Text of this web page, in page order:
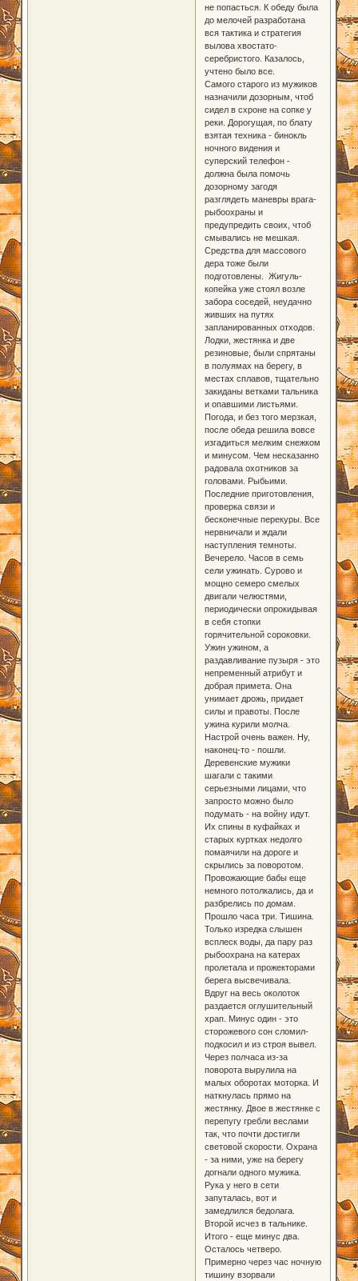
не попасться. К обеду была
до мелочей разработана
вся тактика и стратегия
вылова хвостато-
серебристого. Казалось,
учтено было все.
Самого старого из мужиков
назначили дозорным, чтоб
сидел в схроне на сопке у
реки. Дорогущая, по блату
взятая техника - бинокль
ночного видения и
суперский телефон -
должна была помочь
дозорному загодя
разглядеть маневры врага-
рыбоохраны и
предупредить своих, чтоб
смывались не мешкая.
Средства для массового
дера тоже были
подготовлены. Жигуль-
копейка уже стоял возле
забора соседей, неудачно
живших на путях
запланированных отходов.
Лодки, жестянка и две
резиновые, были спрятаны
в полуямах на берегу, в
местах сплавов, тщательно
закиданы ветками тальника
и опавшими листьями.
Погода, и без того мерзкая,
после обеда решила вовсе
изгадиться мелким снежком
и минусом. Чем несказанно
радовала охотников за
головами. Рыбьими.
Последние приготовления,
проверка связи и
бесконечные перекуры. Все
нервничали и ждали
наступления темноты.
Вечерело. Часов в семь
сели ужинать. Сурово и
мощно семеро смелых
двигали челюстями,
периодически опрокидывая
в себя стопки
горячительной сороковки.
Ужин ужином, а
раздавливание пузыря - это
непременный атрибут и
добрая примета. Она
унимает дрожь, придает
силы и правоты. После
ужина курили молча.
Настрой очень важен. Ну,
наконец-то - пошли.
Деревенские мужики
шагали с такими
серьезными лицами, что
запросто можно было
подумать - на войну идут.
Их спины в куфайках и
старых куртках недолго
помаячили на дороге и
скрылись за поворотом.
Провожающие бабы еще
немного потолкались, да и
разбрелись по домам.
Прошло часа три. Тишина.
Только изредка слышен
всплеск воды, да пару раз
рыбоохрана на катерах
пролетала и прожекторами
берега высвечивала.
Вдруг на весь околоток
раздается оглушительный
храп. Минус один - это
сторожевого сон сломил-
подкосил и из строя вывел.
Через полчаса из-за
поворота вырулила на
малых оборотах моторка. И
наткнулась прямо на
жестянку. Двое в жестянке с
перепугу гребли веслами
так, что почти достигли
световой скорости. Охрана
- за ними, уже на берегу
догнали одного мужика.
Рука у него в сети
запуталась, вот и
замедлился бедолага.
Второй исчез в тальнике.
Итого - еще минус два.
Осталось четверо.
Примерно через час ночную
тишину взорвали